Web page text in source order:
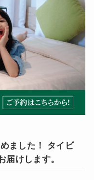
ました！ タイビ
届けします。